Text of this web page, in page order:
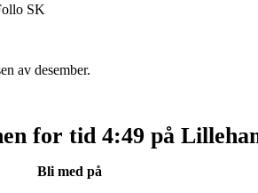
SK
av desember.
for tid 4:49 på
Bli med på